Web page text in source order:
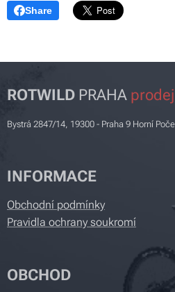
Share
ROTWILD PRAHA
Bystrá 2847/14, 19300 - Praha 9 Horní
INFORMACE
Obchodní podmínky
Pravidla ochrany soukromí
OBCHOD